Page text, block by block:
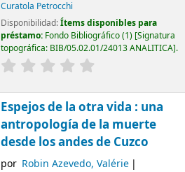
Curatola Petrocchi
Disponibilidad:Ítems disponibles para
préstamo: Fondo Bibliográfico(1) Signatura
topográfica: BIB/05.02.01/24013 ANALITICA .
Espejos de la otra vida : una
antropología de la muerte
desde los andes de Cuzco
por Robin Azevedo, Valérie